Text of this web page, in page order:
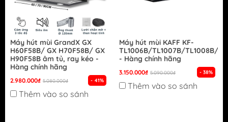
Máy hút mùi GrandX GX
H60F58B/ GX H70F58B/ GX
H90F58B âm tủ, ray kéo -
Hàng chính hãng
2.980.000₫ 5.080.000₫ - 41%
Thêm vào so sánh
Máy hút mùi KAFF KF-
TL1006B/TL1007B/TL1008B/
- Hàng chính hãng
3.150.000₫ 5.090.000₫ - 38%
Thêm vào so sánh